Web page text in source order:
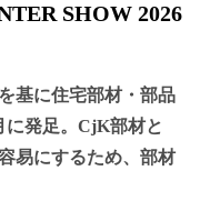
SHOW 2026
基に住宅部材・部品
に発足。CjK部材と
易にするため、部材